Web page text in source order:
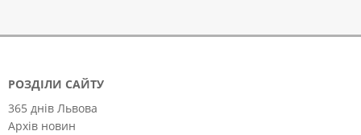
РОЗДІЛИ САЙТУ
365 днів Львова
Архів новин